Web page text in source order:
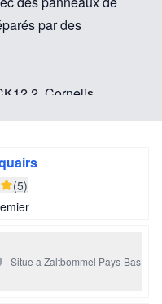
par des
2, Cornelis
(5)
Situe a Zaltbommel Pays-Bas